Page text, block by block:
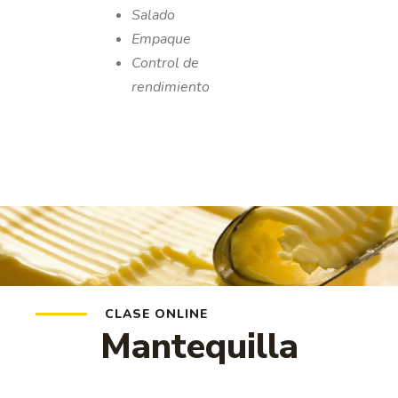
Salado
Empaque
Control de
rendimiento
CLASE ONLINE
Mantequilla